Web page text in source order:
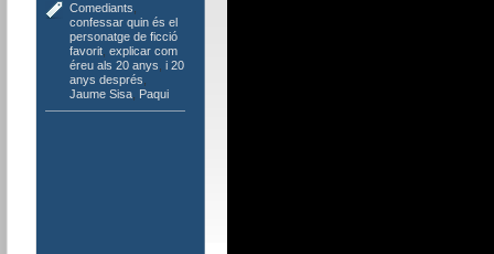
Comediants
confessar quin és el
personatge de ficció
favorit, explicar com
éreu als 20 anys i 20
anys després
Jaume Sisa, Paqui